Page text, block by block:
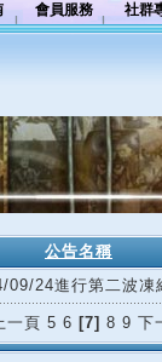
會員服務 社群
公告名稱
24進行第二波凍
一頁 5 6 [7] 8 9 下